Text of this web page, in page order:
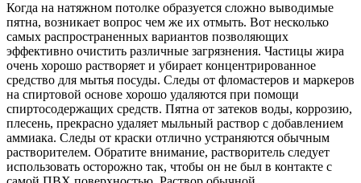
Когда на натяжном потолке образуется сложно выводимые
пятна, возникает вопрос чем же их отмыть. Вот несколько
самых распространенных вариантов позволяющих
эффективно очистить различные загрязнения. Частицы жира
очень хорошо растворяет и убирает концентрированное
средство для мытья посуды. Следы от фломастеров и маркеров
на спиртовой основе хорошо удаляются при помощи
спиртосодержащих средств. Пятна от затеков воды, коррозию,
плесень, прекрасно удаляет мыльный раствор с добавлением
аммиака. Следы от краски отлично устраняются обычным
растворителем. Обратите внимание, растворитель следует
использовать осторожно так, чтобы он не был в контакте с